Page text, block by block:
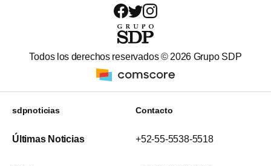
Todos los derechos reservados © 2026 Grupo SDP
sdpnoticias
Últimas Noticias
Contacto
+52-55-5538-5518